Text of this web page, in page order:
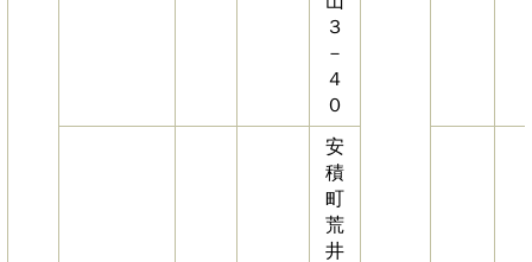
３
－
４
０
安
積
町
荒
井